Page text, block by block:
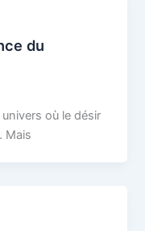
du
où le désir
Mais